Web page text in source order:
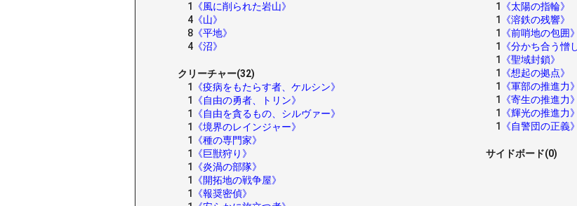
1
《風に削られた岩山》
4 《山》
8 《平地》
4 《沼》
クリーチャー(32)
1
《疫病をもたらす者、ケルシン》
1
《自由の勇者、トリン》
1
《自由を貪るもの、シルヴァー》
1
《境界のレインジャー》
1
《種の専門家》
1
《巨獣狩り》
1
《炎渦の部隊》
1
《開拓地の戦争屋》
1
《報奨密偵》
1
《太陽の指輪》
1
《溶鉄の残響》
1
《前哨地の包囲》
1
《分かち合う憎
1
《聖域封鎖》
1
《想起の拠点》
1
《軍部の推進力》
1
《寄生の推進力》
1
《輝光の推進力》
1
《自警団の正義》
サイドボード(0)